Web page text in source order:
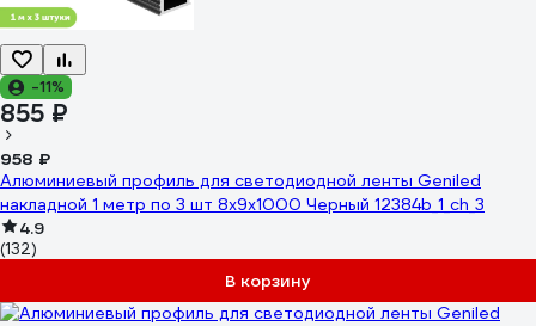
-11%
855 ₽
958 ₽
Алюминиевый профиль для светодиодной ленты Geniled
накладной 1 метр по 3 шт 8x9х1000 Черный 12384b_1_ch_3
4.9
(132)
В корзину